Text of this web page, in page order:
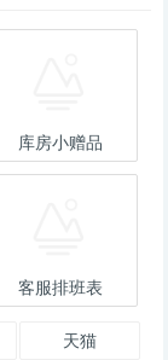
库房小赠品
客服排班表
天猫